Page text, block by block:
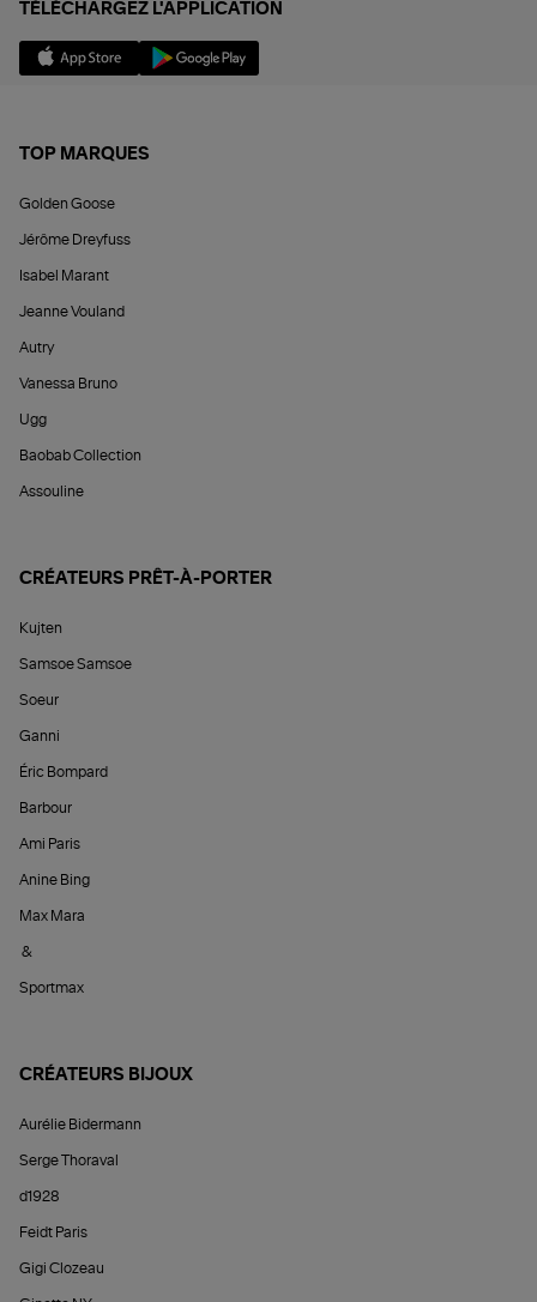
TÉLÉCHARGEZ L'APPLICATION
TOP MARQUES
Golden Goose
Jérôme Dreyfuss
Isabel Marant
Jeanne Vouland
Autry
Vanessa Bruno
Ugg
Baobab Collection
Assouline
CRÉATEURS PRÊT-À-PORTER
Kujten
Samsoe Samsoe
Soeur
Ganni
Éric Bompard
Barbour
Ami Paris
Anine Bing
Max Mara
&
Sportmax
CRÉATEURS BIJOUX
Aurélie Bidermann
Serge Thoraval
d1928
Feidt Paris
Gigi Clozeau